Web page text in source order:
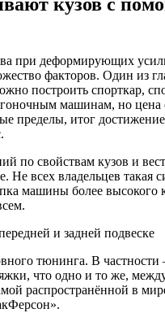
кузов с
при деформирующих
факторов. Один из
построить спорткар,
гоночным машинам, но цена
пределы, итог
по свойствам кузов и
Не всех владельцев такая
машины более высокого
и задней подвеске
тюнинга. В
что одно и то же,
распространённой в